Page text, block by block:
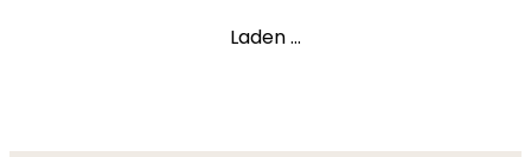
Laden ...